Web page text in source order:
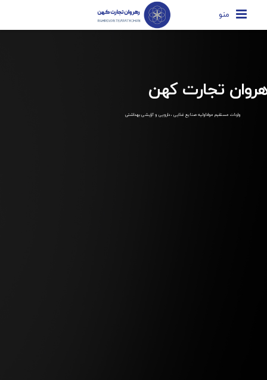
منو
تجارت کهن
واردات مستقیم مواداولیه صنایع غذایی ، دارویی و آرایشی بهداشتی